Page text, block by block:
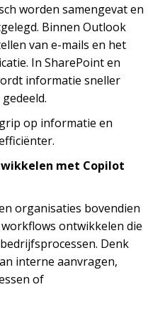
worden samengevat en
Binnen Outlook
van e-mails en het
In SharePoint en
informatie sneller
op informatie en
met Copilot
organisaties bovendien
ontwikkelen die
Denk
interne aanvragen,
of